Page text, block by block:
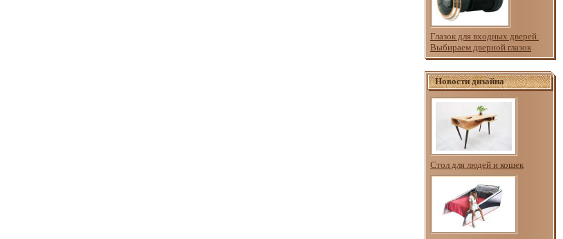
Глазок для входных дверей.
Выбираем дверной глазок
Новости дизайна
Стол для людей и кошек